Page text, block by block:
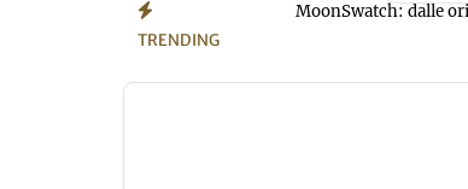
TRENDING
MoonSwatch: dalle